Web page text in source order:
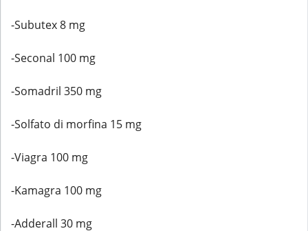
-Subutex 8 mg
-Seconal 100 mg
-Somadril 350 mg
-Solfato di morfina 15 mg
-Viagra 100 mg
-Kamagra 100 mg
-Adderall 30 mg